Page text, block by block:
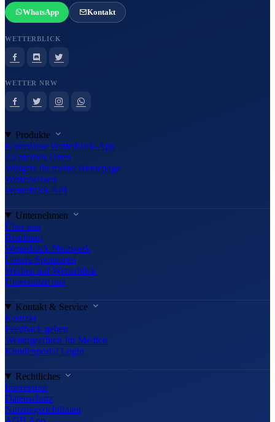
WhatsApp Kontakt
WETTERBLICK
WETTER NRW
Produkte
Kostenlose Wetterblick-App
Zu meinen Orten
Widgets für meine Homepage
Wetterwissen
Wetterblick API
Unternehmen
Über uns
Roadmap
Wetterblick-Netzwerk
Unsere Sponsoren
Werben auf Wetterblick
Unterstütze uns
Kontakt & Service
Kontakt
Feedback geben
Wettergrafiken für Medien
Kundenportal Login
Rechtliches
Impressum
Datenschutz
Nutzungsrichtlinien